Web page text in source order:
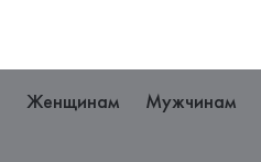
Женщинам Мужчинам